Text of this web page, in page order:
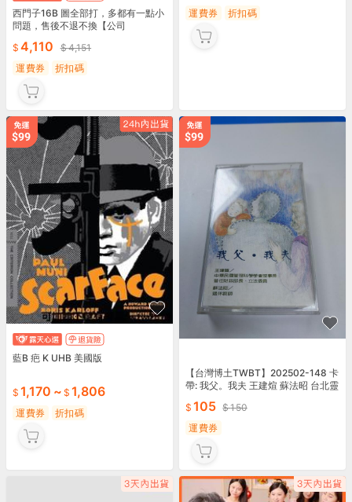
西門子16B 圖全部打，多都有一點小
問題，售後不退不換【公司
4,110
4,151
運費券
折扣碼
運費券
折扣碼
藍B 疤 K UHB 美國版
1,170 ~ 1,806
運費券 折扣碼
【台灣博土TWBT】202502-148 卡
帶: 我父。我夫 王建煊 蘇法昭 台北靈
105
150
運費券